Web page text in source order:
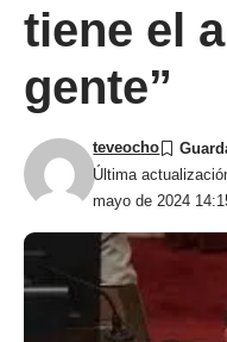
tiene el
gente”
Última
mayo de 2024
teveocho